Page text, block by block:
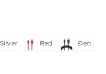
Silver Red Đen